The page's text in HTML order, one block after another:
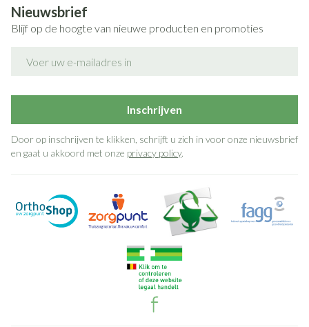
Nieuwsbrief
Blijf op de hoogte van nieuwe producten en promoties
Inschrijven
Door op inschrijven te klikken, schrijft u zich in voor onze nieuwsbrief
en gaat u akkoord met onze privacy policy.